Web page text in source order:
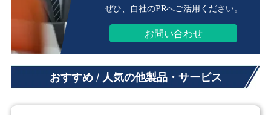
ぜひ、自社のPRへご活用ください。
お問い合わせ
おすすめ / 人気の他製品・サービス